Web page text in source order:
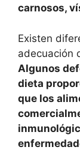
carnosos,
Existen
adecuación
Algunos
dieta
que los